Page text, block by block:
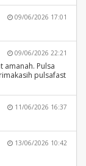
09/06/2026 17:01
09/06/2026 22:21
amanah. Pulsa
pulsafast
11/06/2026 16:37
13/06/2026 10:42